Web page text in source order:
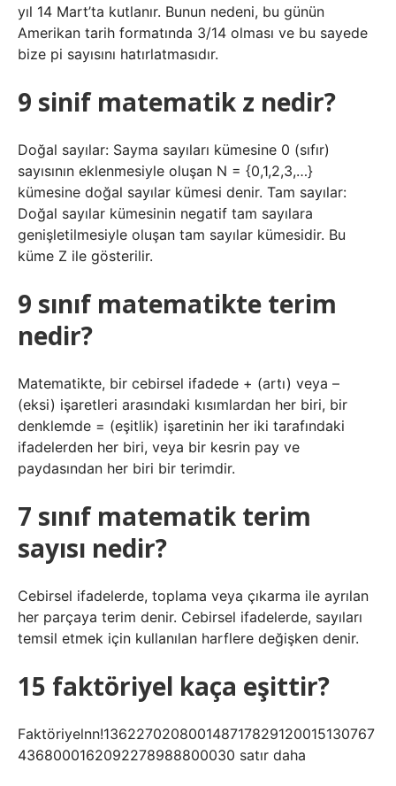
yıl 14 Mart’ta kutlanır. Bunun nedeni, bu günün
Amerikan tarih formatında 3/14 olması ve bu sayede
bize pi sayısını hatırlatmasıdır.
9 sinif matematik z nedir?
Doğal sayılar: Sayma sayıları kümesine 0 (sıfır)
sayısının eklenmesiyle oluşan N = {0,1,2,3,…}
kümesine doğal sayılar kümesi denir. Tam sayılar:
Doğal sayılar kümesinin negatif tam sayılara
genişletilmesiyle oluşan tam sayılar kümesidir. Bu
küme Z ile gösterilir.
9 sınıf matematikte terim
nedir?
Matematikte, bir cebirsel ifadede + (artı) veya –
(eksi) işaretleri arasındaki kısımlardan her biri, bir
denklemde = (eşitlik) işaretinin her iki tarafındaki
ifadelerden her biri, veya bir kesrin pay ve
paydasından her biri bir terimdir.
7 sınıf matematik terim
sayısı nedir?
Cebirsel ifadelerde, toplama veya çıkarma ile ayrılan
her parçaya terim denir. Cebirsel ifadelerde, sayıları
temsil etmek için kullanılan harflere değişken denir.
15 faktöriyel kaça eşittir?
Faktöriyelnn!136227020800148717829120015130767
4368000162092278988800030 satır daha